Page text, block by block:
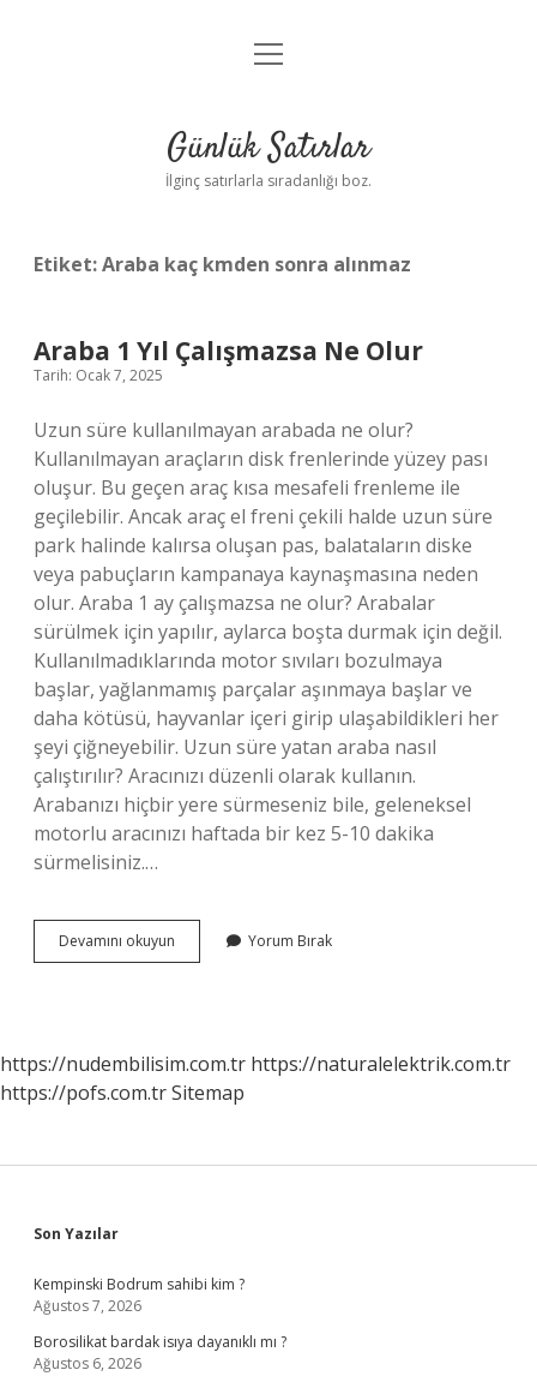
Anasayfa
Yasal Uyarı
menüyü
Günlük Satırlar
İlginç satırlarla sıradanlığı boz.
Etiket:Araba kaç kmden sonra alınmaz
Araba 1 Yıl Çalışmazsa Ne Olur
Tarih: Ocak 7, 2025
Uzun süre kullanılmayan arabada ne olur?
Kullanılmayan araçların disk frenlerinde yüzey pası
oluşur. Bu geçen araç kısa mesafeli frenleme ile
geçilebilir. Ancak araç el freni çekili halde uzun süre
park halinde kalırsa oluşan pas, balataların diske
veya pabuçların kampanaya kaynaşmasına neden
olur. Araba 1 ay çalışmazsa ne olur? Arabalar
sürülmek için yapılır, aylarca boşta durmak için değil.
Kullanılmadıklarında motor sıvıları bozulmaya
başlar, yağlanmamış parçalar aşınmaya başlar ve
daha kötüsü, hayvanlar içeri girip ulaşabildikleri her
şeyi çiğneyebilir. Uzun süre yatan araba nasıl
çalıştırılır? Aracınızı düzenli olarak kullanın.
Arabanızı hiçbir yere sürmeseniz bile, geleneksel
motorlu aracınızı haftada bir kez 5-10 dakika
sürmelisiniz.…
Devamını okuyun
1
Yorum Bırak
https://nudembilisim.com.tr https://naturalelektrik.com.tr
https://pofs.com.trSitemap
Sidebar
Son Yazılar
Kempinski Bodrum sahibi kim ?
Ağustos 7, 2026
Borosilikat bardak isıya dayanıklı mı ?
Ağustos 6, 2026